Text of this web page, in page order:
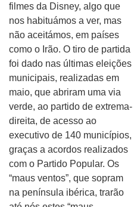
filmes da Disney, algo que
nos habituámos a ver, mas
não aceitámos, em países
como o Irão. O tiro de partida
foi dado nas últimas eleições
municipais, realizadas em
maio, que abriram uma via
verde, ao partido de extrema-
direita, de acesso ao
executivo de 140 municípios,
graças a acordos realizados
com o Partido Popular. Os
“maus ventos”, que sopram
na península ibérica, trarão